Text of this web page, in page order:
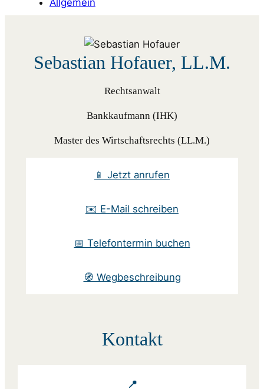
Allgemein
Sebastian Hofauer, LL.M.
Rechtsanwalt
Bankkaufmann (IHK)
Master des Wirtschaftsrechts (LL.M.)
📱 Jetzt anrufen
✉️ E-Mail schreiben
📅 Telefontermin buchen
🧭 Wegbeschreibung
Kontakt
📍